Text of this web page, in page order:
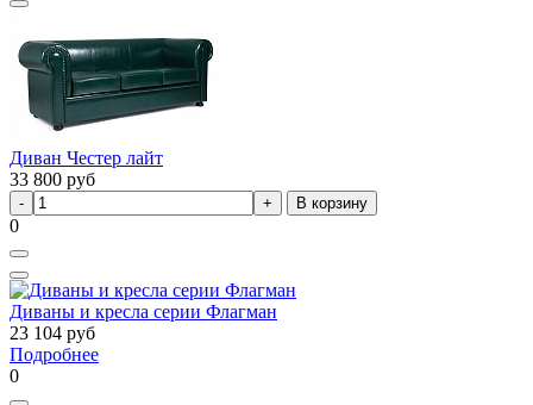
Диван Честер лайт
33 800 руб
В корзину
0
Диваны и кресла серии Флагман
23 104 руб
Подробнее
0